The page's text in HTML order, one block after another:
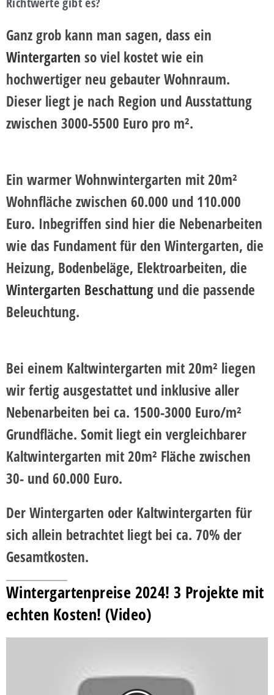
Ganz grob kann man sagen, dass ein
Wintergarten so viel kostet wie ein
hochwertiger neu gebauter Wohnraum.
Dieser liegt je nach Region und Ausstattung
zwischen 3000-5500 Euro pro m².
Ein warmer Wohnwintergarten mit 20m²
Wohnfläche zwischen 60.000 und 110.000
Euro. Inbegriffen sind hier die Nebenarbeiten
wie das Fundament für den Wintergarten, die
Heizung, Bodenbeläge, Elektroarbeiten, die
Wintergarten Beschattung und die passende
Beleuchtung.
Bei einem Kaltwintergarten mit 20m² liegen
wir fertig ausgestattet und inklusive aller
Nebenarbeiten bei ca. 1500-3000 Euro/m²
Grundfläche. Somit liegt ein vergleichbarer
Kaltwintergarten mit 20m² Fläche zwischen
30- und 60.000 Euro.
Der Wintergarten oder Kaltwintergarten für
sich allein betrachtet liegt bei ca. 70% der
Gesamtkosten.
Wintergartenpreise 2024! 3 Projekte mit
echten Kosten! (Video)